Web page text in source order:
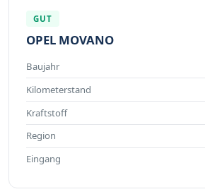
GUT
OPEL MOVANO
Baujahr
Kilometerstand
Kraftstoff
Region
Eingang